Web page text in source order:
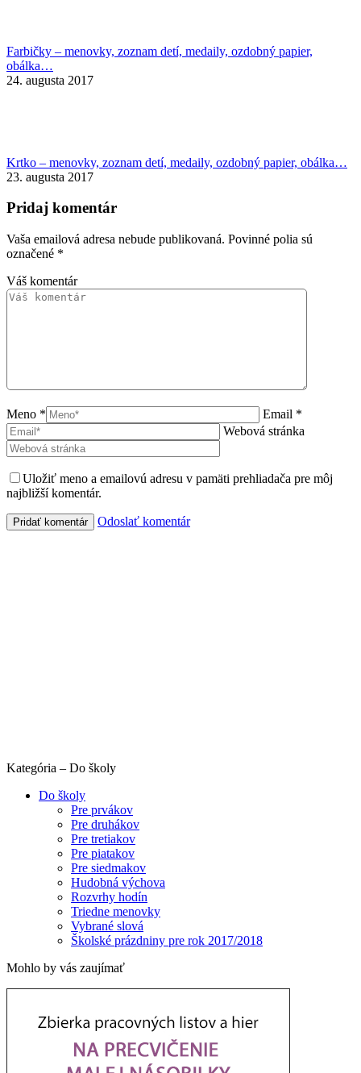
Farbičky – menovky, zoznam detí, medaily, ozdobný papier,
obálka…
24. augusta 2017
Krtko – menovky, zoznam detí, medaily, ozdobný papier, obálka…
23. augusta 2017
Pridaj komentár
Vaša emailová adresa nebude publikovaná. Povinné polia sú
označené *
Váš komentár
Meno *
Email *
Webová stránka
Uložiť meno a emailovú adresu v pamäti prehliadača pre môj
najbližší komentár.
Odoslať komentár
Kategória – Do školy
Do školy
Pre prvákov
Pre druhákov
Pre tretiakov
Pre piatakov
Pre siedmakov
Hudobná výchova
Rozvrhy hodín
Triedne menovky
Vybrané slová
Školské prázdniny pre rok 2017/2018
Mohlo by vás zaujímať